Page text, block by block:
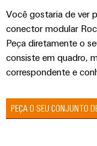
automação
de
máquinas
e
fábricas
Petróleo
gás
Garante
de
serviços
industriais
Você gostaria de ver
conector modular
Peça diretamente o
consiste em quadro,
correspondente e
PEÇA O SEU CONJUNTO